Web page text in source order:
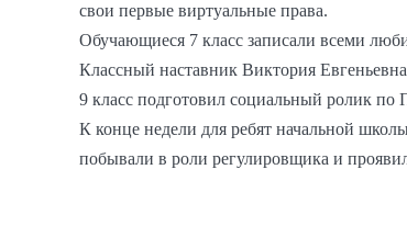
свои первые виртуальные права.
Обучающиеся 7 класс записали всеми
Классный наставник Виктория
9 класс подготовил социальный ролик
К конце недели для ребят начальной
побывали в роли регулировщика и